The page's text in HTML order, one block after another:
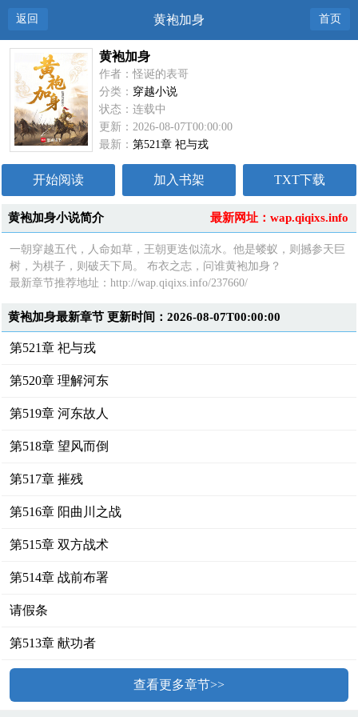
返回 黄袍加身 首页
黄袍加身
作者：怪诞的表哥
分类： 穿越小说
状态：连载中
更新：2026-08-07T00:00:00
最新：第521章 祀与戎
开始阅读 加入书架 TXT下载
最新网址：wap.qiqixs.info
黄袍加身小说简介
一朝穿越五代，人命如草，王朝更迭似流水。他是蝼蚁，则撼参天巨
树，为棋子，则破天下局。 布衣之志，问谁黄袍加身？
最新章节推荐地址：http://wap.qiqixs.info/237660/
黄袍加身最新章节 更新时间：2026-08-07T00:00:00
第521章 祀与戎
第520章 理解河东
第519章 河东故人
第518章 望风而倒
第517章 摧残
第516章 阳曲川之战
第515章 双方战术
第514章 战前布署
请假条
第513章 献功者
查看更多章节>>